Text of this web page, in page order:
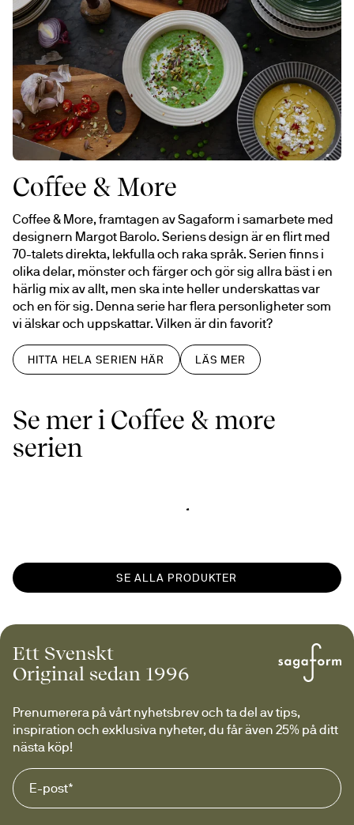
Coffee & More
Coffee & More, framtagen av Sagaform i samarbete med
designern Margot Barolo. Seriens design är en flirt med
70-talets direkta, lekfulla och raka språk. Serien finns i
olika delar, mönster och färger och gör sig allra bäst i en
härlig mix av allt, men ska inte heller underskattas var
och en för sig. Denna serie har flera personligheter som
vi älskar och uppskattar. Vilken är din favorit?
HITTA HELA SERIEN HÄR LÄS MER
Se mer i Coffee & more
serien
SE ALLA PRODUKTER
Ett Svenskt
Original sedan 1996
Prenumerera på vårt nyhetsbrev och ta del av tips,
inspiration och exklusiva nyheter, du får även 25% på ditt
nästa köp!